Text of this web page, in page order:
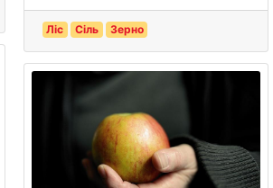
Ліс Сіль Зерно